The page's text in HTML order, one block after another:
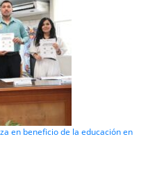
en beneficio de la educación en